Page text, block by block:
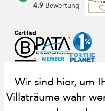
4.9 Bewertung